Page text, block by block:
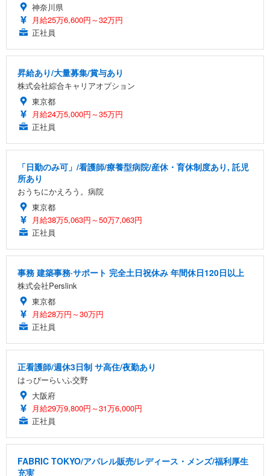
神奈川県
月給25万6,600円～32万円
正社員
昇給あり/大量募集/賞与あり
株式会社綜合キャリアオプション
東京都
月給24万5,000円～35万円
正社員
「日勤のみ可」/看護師/療養型病院/産休・育休制度あり, 託児
所あり
おうちにかえろう。病院
東京都
月給38万5,063円～50万7,063円
正社員
事務 建築事務·サポート 完全土日祝休み 年間休日120日以上
株式会社Perslink
東京都
月給28万円～30万円
正社員
正看護師/週休3日制 サ高住/夜勤あり
はっぴーらいふ交野
大阪府
月給29万9,800円～31万6,000円
正社員
FABRIC TOKYO/アパレル販売/レディース・メンズ/福利厚生
充実